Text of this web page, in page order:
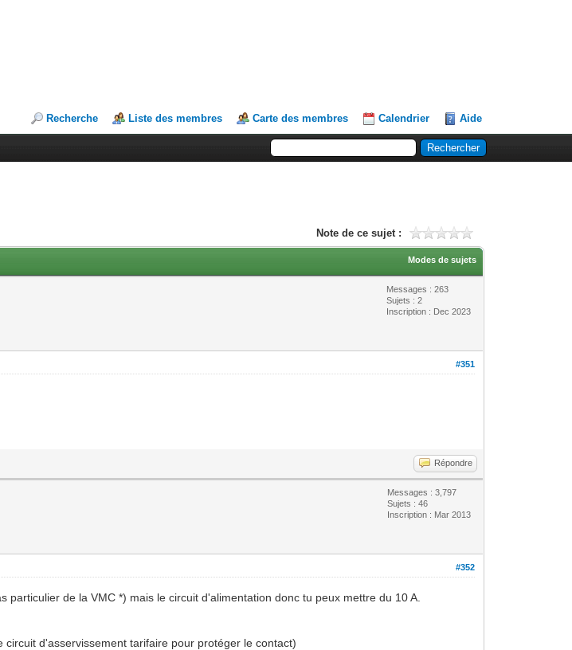
Recherche Liste des membres Carte des membres Calendrier Aide
Note de ce sujet :
Modes de sujets
Messages : 263
Sujets : 2
Inscription : Dec 2023
#351
Répondre
Messages : 3,797
Sujets : 46
Inscription : Mar 2013
#352
de la VMC *) mais le circuit d'alimentation donc tu peux mettre du 10 A.
d'asservissement tarifaire pour protéger le contact)